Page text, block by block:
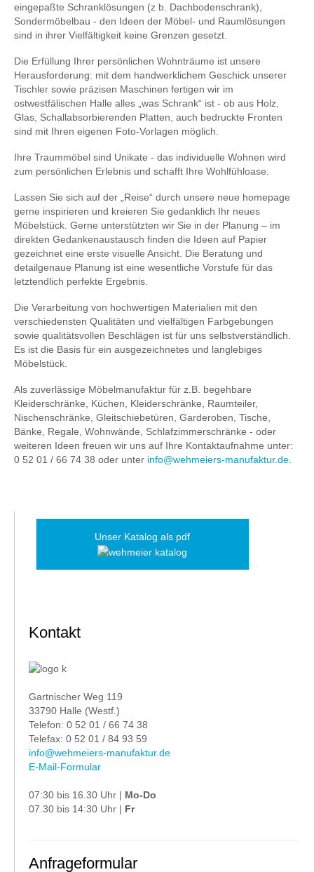
eingepaßte Schranklösungen (z b. Dachbodenschrank),
Sondermöbelbau - den Ideen der Möbel- und Raumlösungen
sind in ihrer Vielfältigkeit keine Grenzen gesetzt.
Die Erfüllung Ihrer persönlichen Wohnträume ist unsere
Herausforderung: mit dem handwerklichem Geschick unserer
Tischler sowie präzisen Maschinen fertigen wir im
ostwestfälischen Halle alles „was Schrank“ ist - ob aus Holz,
Glas, Schallabsorbierenden Platten, auch bedruckte Fronten
sind mit Ihren eigenen Foto-Vorlagen möglich.
Ihre Traummöbel sind Unikate - das individuelle Wohnen wird
zum persönlichen Erlebnis und schafft Ihre Wohlfühloase.
Lassen Sie sich auf der „Reise“ durch unsere neue homepage
gerne inspirieren und kreieren Sie gedanklich Ihr neues
Möbelstück. Gerne unterstützten wir Sie in der Planung – im
direkten Gedankenaustausch finden die Ideen auf Papier
gezeichnet eine erste visuelle Ansicht. Die Beratung und
detailgenaue Planung ist eine wesentliche Vorstufe für das
letztendlich perfekte Ergebnis.
Die Verarbeitung von hochwertigen Materialien mit den
verschiedensten Qualitäten und vielfältigen Farbgebungen
sowie qualitätsvollen Beschlägen ist für uns selbstverständlich.
Es ist die Basis für ein ausgezeichnetes und langlebiges
Möbelstück.
Als zuverlässige Möbelmanufaktur für z.B. begehbare
Kleiderschränke, Küchen, Kleiderschränke, Raumteiler,
Nischenschränke, Gleitschiebetüren, Garderoben, Tische,
Bänke, Regale, Wohnwände, Schlafzimmerschränke - oder
weiteren Ideen freuen wir uns auf Ihre Kontaktaufnahme unter:
0 52 01 / 66 74 38 oder unter info@wehmeiers-manufaktur.de.
Unser Katalog als pdf
Kontakt
Gartnischer Weg 119
33790 Halle (Westf.)
Telefon: 0 52 01 / 66 74 38
Telefax: 0 52 01 / 84 93 59
info@wehmeiers-manufaktur.de
E-Mail-Formular
07:30 bis 16.30 Uhr | Mo-Do
07.30 bis 14:30 Uhr | Fr
Anfrageformular